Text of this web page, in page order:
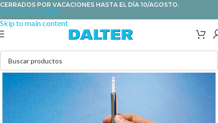
Skip to navigation
Skip to main content
CERRADOS POR VACACIONES HASTA EL DÍA 10/AGOSTO.